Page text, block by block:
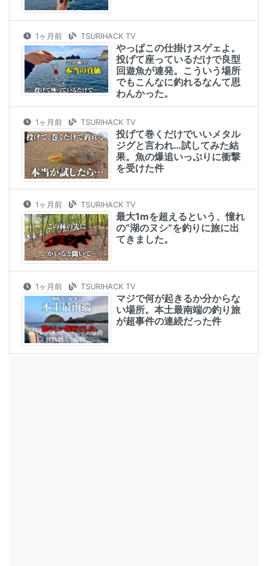
1ヶ月前 TSURIHACK TV
やっぱこの仕掛けスゲェよ。
投げて座っているだけで良型
回遊魚が連発。こういう場所
でもこんなに釣れるなんて思
わんかった。
1ヶ月前 TSURIHACK TV
投げて巻くだけでいいメタル
ジグと言われ…試してみた結
果。魚の爆追いっぷりに衝撃
を受けた件
1ヶ月前 TSURIHACK TV
最大1mを超えるという、憧れ
の“湖のヌシ”を釣りに旅に出
てきました。
1ヶ月前 TSURIHACK TV
マジで何が起きるか分からな
い場所。本土最南端の釣り旅
が超事件の連続だった件